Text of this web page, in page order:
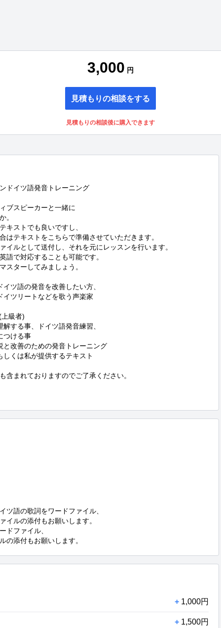
3,000 円
見積もりの相談をする
見積もりの相談後に購入できます
ドイツ語発音トレーニング
ブスピーカーと一緒に
。
キストでも良いですし、
はテキストをこちらで準備させていただきます。
イルとして送付し、それを元にレッスンを行います。
語で対応することも可能です。
スターしてみましょう。
ツ語の発音を改善したい方、
トなどを歌う声楽家
級者)
する事、ドイツ語発音練習、
改善のための発音トレーニング
くは私が提供するテキスト
含まれておりますのでご了承ください。
語の歌詞をワードファイル、
ルの添付もお願いします。
ドファイル、
添付もお願いします。
+ 1,000円
+ 1,500円